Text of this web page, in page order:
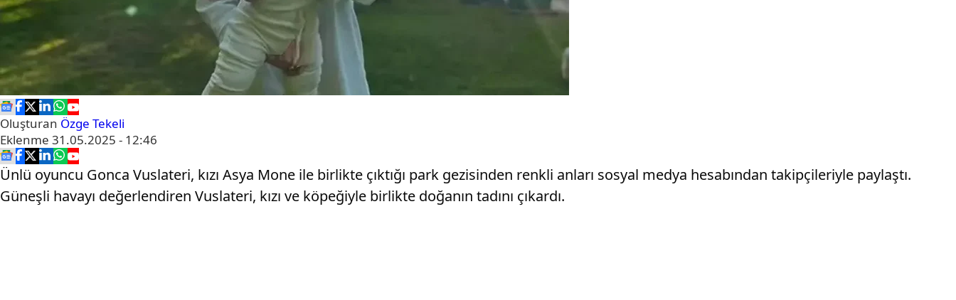
Oluşturan Özge Tekeli
Eklenme 31.05.2025 - 12:46
Ünlü oyuncu Gonca Vuslateri, kızı Asya Mone ile birlikte çıktığı park gezisinden renkli anları sosyal medya hesabından takipçileriyle paylaştı.
Güneşli havayı değerlendiren Vuslateri, kızı ve köpeğiyle birlikte doğanın tadını çıkardı.